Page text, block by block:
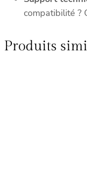
compatibilité ?
Produits